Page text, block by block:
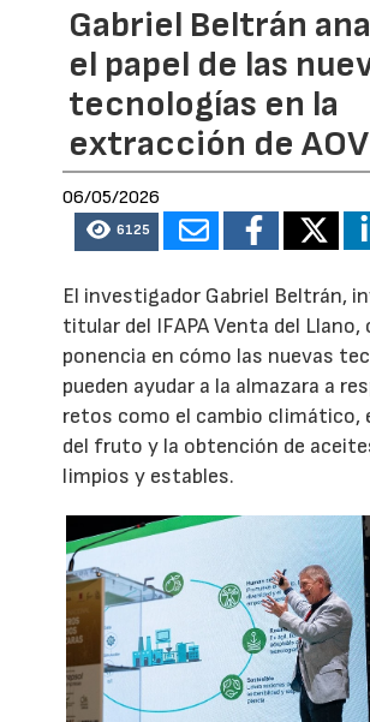
Gabriel Beltrán
el papel de las
tecnologías en la
extracción de
06/05/2026
6125
El investigador Gabriel Beltrán,
titular del IFAPA Venta del Llano,
ponencia en cómo las nuevas
pueden ayudar a la almazara a
retos como el cambio climático,
del fruto y la obtención de
limpios y estables.